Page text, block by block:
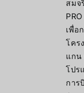
สมจ
เพื่อ
โคร
แกน
โปร
การ